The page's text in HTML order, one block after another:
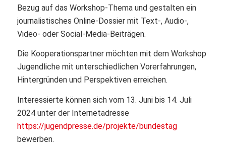
Bezug auf das Workshop-Thema und gestalten ein
journalistisches Online-Dossier mit Text-, Audio-,
Video- oder Social-Media-Beiträgen.
Die Kooperationspartner möchten mit dem Workshop
Jugendliche mit unterschiedlichen Vorerfahrungen,
Hintergründen und Perspektiven erreichen.
Interessierte können sich vom 13. Juni bis 14. Juli
2024 unter der Internetadresse
https://jugendpresse.de/projekte/bundestag
bewerben.